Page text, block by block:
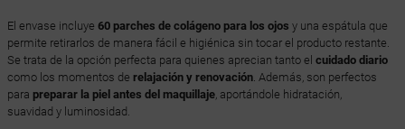
El envase incluye 60 parches de colágeno para los ojos y una espátula que
permite retirarlos de manera fácil e higiénica sin tocar el producto restante.
Se trata de la opción perfecta para quienes aprecian tanto el cuidado diario
como los momentos de relajación y renovación. Además, son perfectos
para preparar la piel antes del maquillaje, aportándole hidratación,
suavidad y luminosidad.